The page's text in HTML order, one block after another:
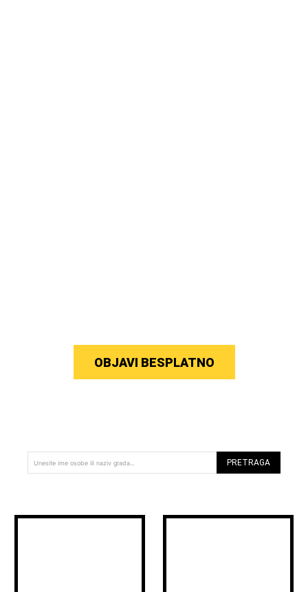
OBJAVI BESPLATNO
Unesite ime osobe ili naziv grada... PRETRAGA